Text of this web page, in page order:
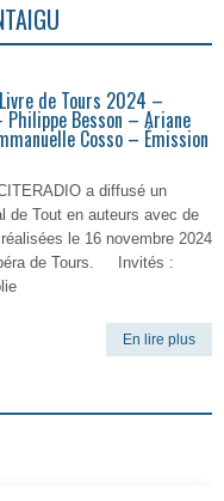
de Tours 2024 –
Besson – Ariane
Cosso – Émission
a diffusé un
de Tout en auteurs avec de
le 16 novembre 2024
de Tours. Invités :
En lire plus